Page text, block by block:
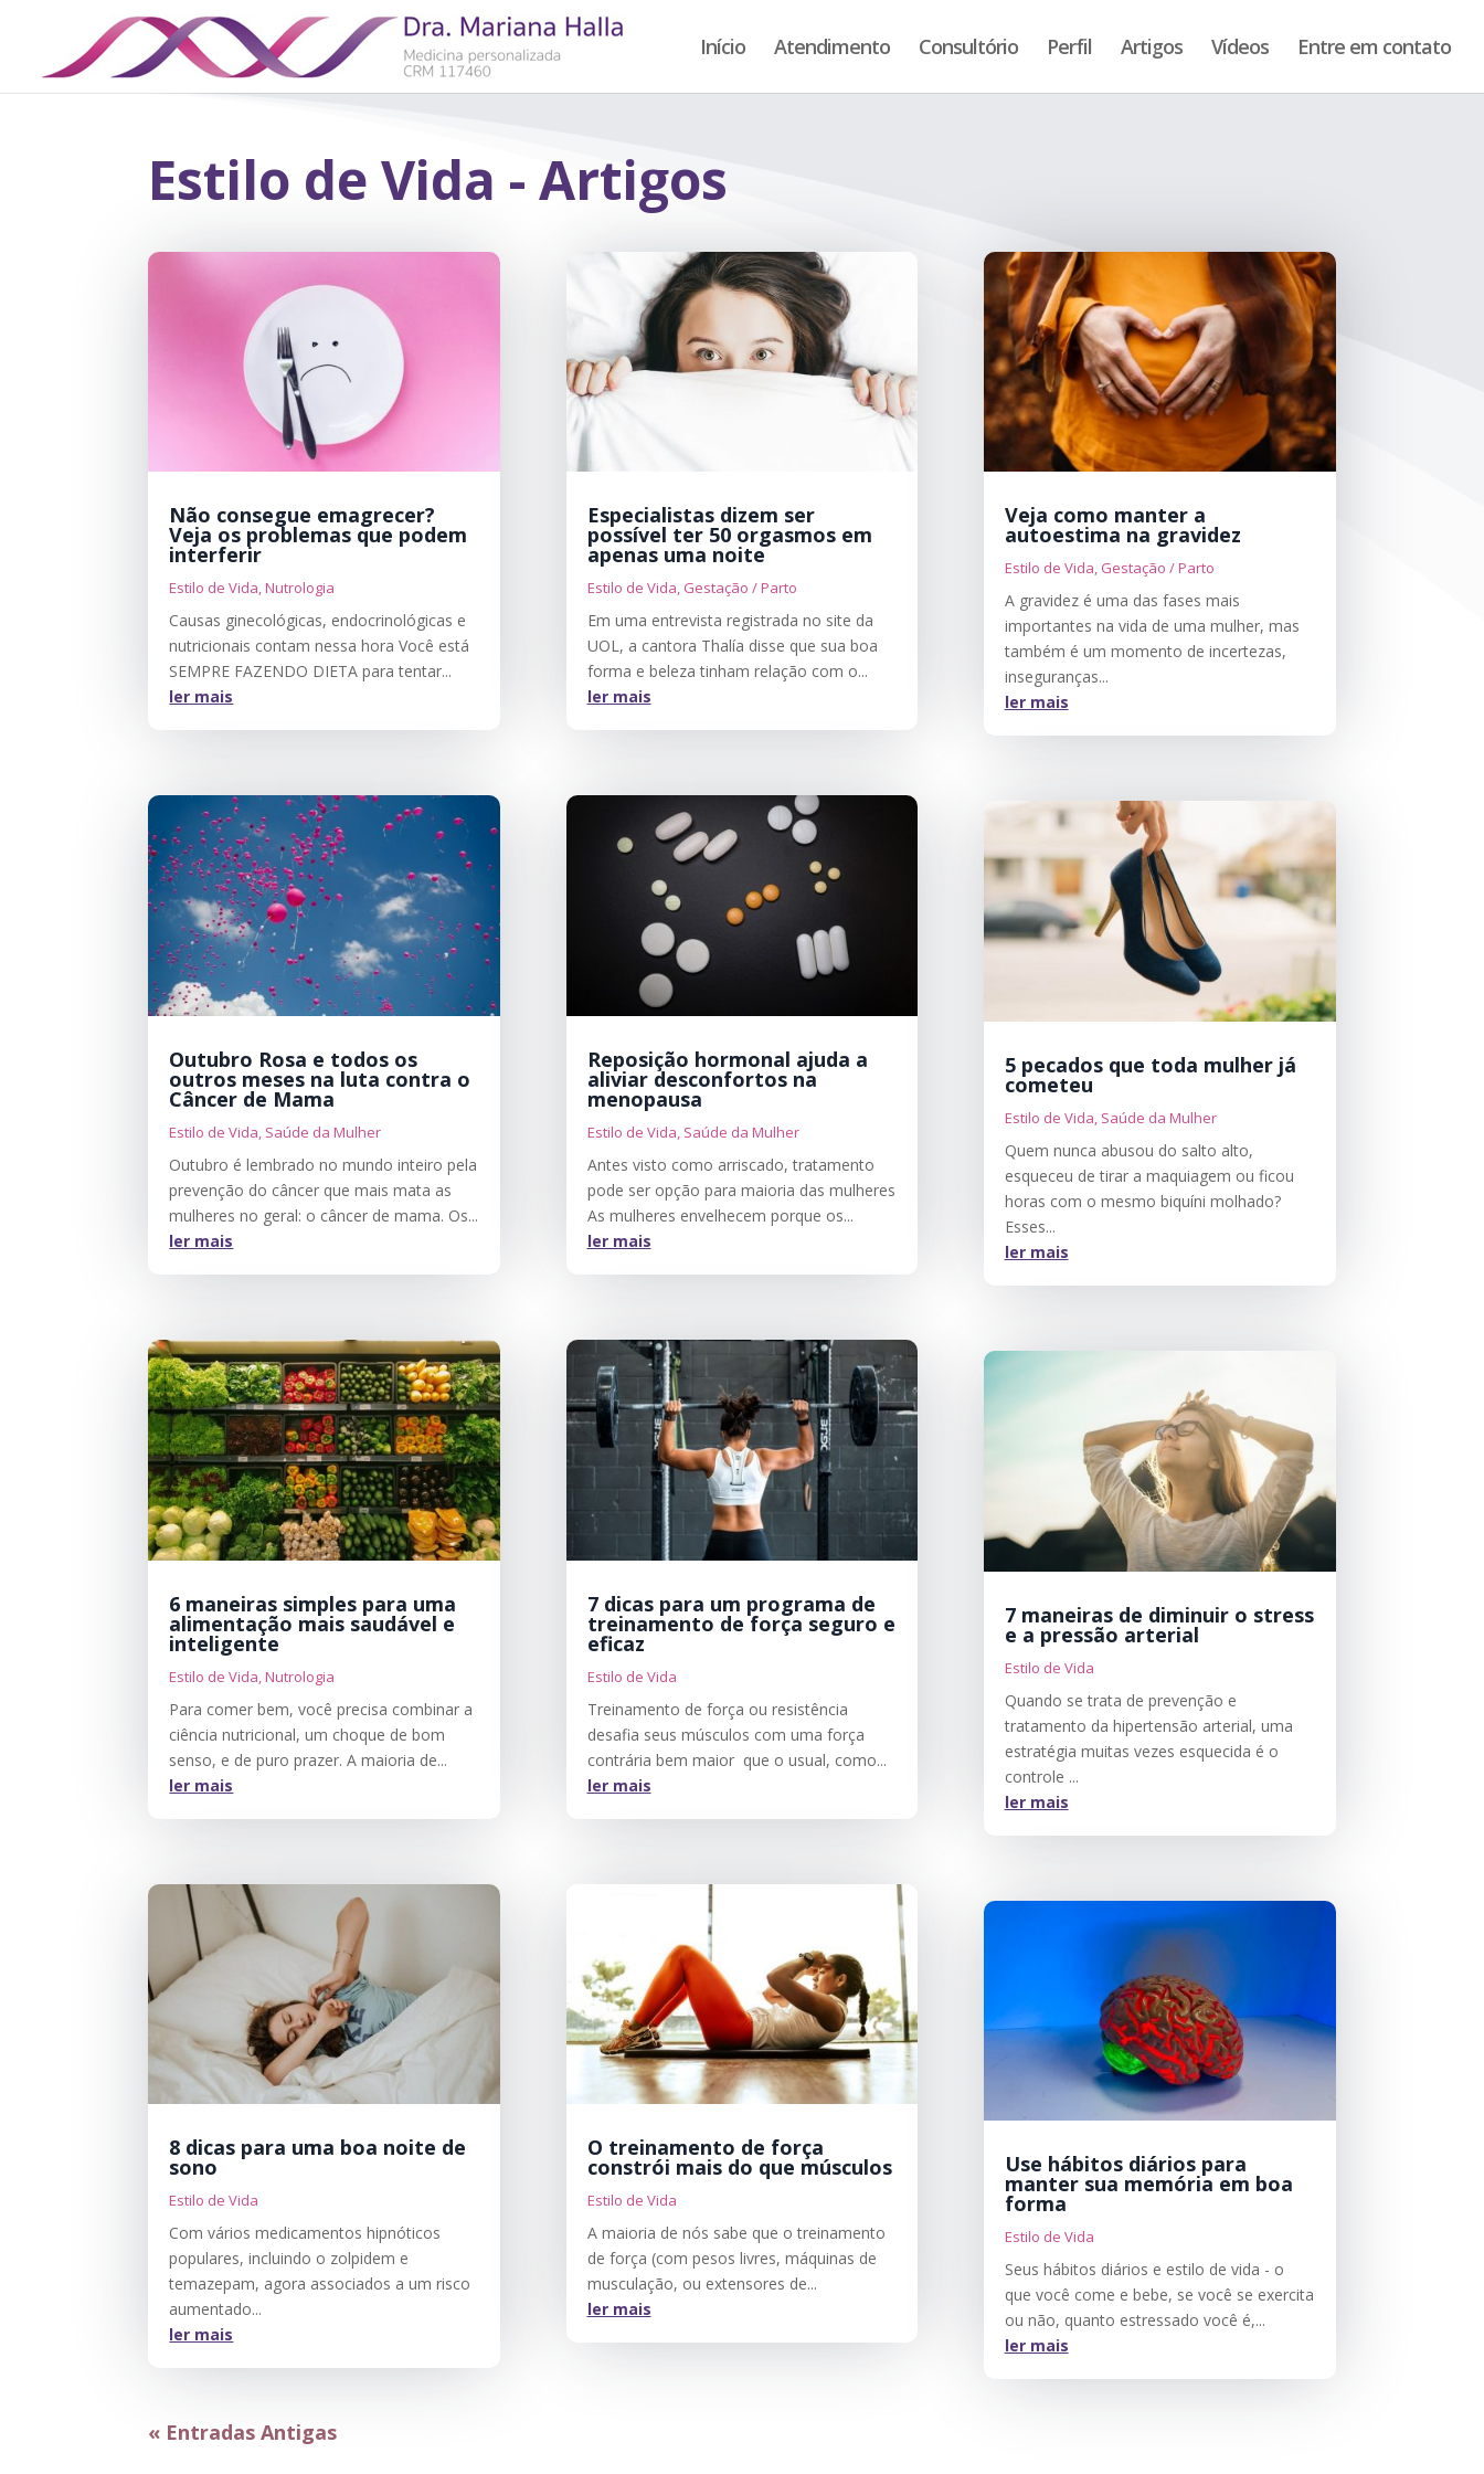
Início Atendimento Consultório Perfil Artigos Vídeos Entre em contato
Estilo de Vida - Artigos
Não consegue emagrecer?
Veja os problemas que podem
interferir
Estilo de Vida,Nutrologia
Causas ginecológicas, endocrinológicas e
nutricionais contam nessa hora Você está
SEMPRE FAZENDO DIETA para tentar...
ler mais
Outubro Rosa e todos os
outros meses na luta contra o
Câncer de Mama
Estilo de Vida, Saúde da Mulher
Outubro é lembrado no mundo inteiro pela
prevenção do câncer que mais mata as
mulheres no geral: o câncer de mama. Os...
ler mais
6 maneiras simples para uma
alimentação mais saudável e
inteligente
Estilo de Vida,Nutrologia
Para comer bem, você precisa combinar a
ciência nutricional, um choque de bom
senso, e de puro prazer. A maioria de...
ler mais
8 dicas para uma boa noite de
sono
Estilo de Vida
Com vários medicamentos hipnóticos
populares, incluindo o zolpidem e
temazepam, agora associados a um risco
aumentado...
ler mais
Especialistas dizem ser
possível ter 50 orgasmos em
apenas uma noite
Estilo de Vida, Gestação / Parto
Em uma entrevista registrada no site da
UOL, a cantora Thalía disse que sua boa
forma e beleza tinham relação com o...
ler mais
Reposição hormonal ajuda a
aliviar desconfortos na
menopausa
Estilo de Vida, Saúde da Mulher
Antes visto como arriscado, tratamento
pode ser opção para maioria das mulheres
As mulheres envelhecem porque os...
ler mais
7 dicas para um programa de
treinamento de força seguro e
eficaz
Estilo de Vida
Treinamento de força ou resistência
desafia seus músculos com uma força
contrária bem maior que o usual, como...
ler mais
O treinamento de força
constrói mais do que músculos
Estilo de Vida
A maioria de nós sabe que o treinamento
de força (com pesos livres, máquinas de
musculação, ou extensores de...
ler mais
Veja como manter a
autoestima na gravidez
Estilo de Vida, Gestação / Parto
A gravidez é uma das fases mais
importantes na vida de uma mulher, mas
também é um momento de incertezas,
inseguranças...
ler mais
5 pecados que toda mulher já
cometeu
Estilo de Vida, Saúde da Mulher
Quem nunca abusou do salto alto,
esqueceu de tirar a maquiagem ou ficou
horas com o mesmo biquíni molhado?
Esses...
ler mais
7 maneiras de diminuir o stress
e a pressão arterial
Estilo de Vida
Quando se trata de prevenção e
tratamento da hipertensão arterial, uma
estratégia muitas vezes esquecida é o
controle ...
ler mais
Use hábitos diários para
manter sua memória em boa
forma
Estilo de Vida
Seus hábitos diários e estilo de vida - o
que você come e bebe, se você se exercita
ou não, quanto estressado você é,...
ler mais
« Entradas Antigas